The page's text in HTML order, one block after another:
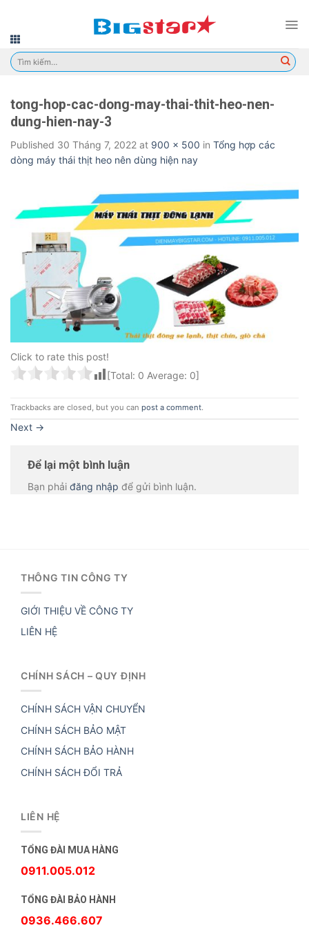
content
Tìm
kiếm:
tong-hop-cac-dong-may-thai-thit-heo-nen-
dung-hien-nay-3
Published 30 Tháng 7, 2022 at 900 × 500 in Tổng hợp các
dòng máy thái thịt heo nên dùng hiện nay
Click to rate this post!
[Total: 0 Average: 0]
Trackbacks are closed, but you can post a comment.
Next →
Để lại một bình luận
Bạn phải đăng nhập để gửi bình luận.
THÔNG TIN CÔNG TY
GIỚI THIỆU VỀ CÔNG TY
LIÊN HỆ
CHÍNH SÁCH – QUY ĐỊNH
CHÍNH SÁCH VẬN CHUYỂN
CHÍNH SÁCH BẢO MẬT
CHÍNH SÁCH BẢO HÀNH
CHÍNH SÁCH ĐỔI TRẢ
LIÊN HỆ
TỔNG ĐÀI MUA HÀNG
0911.005.012
TỔNG ĐÀI BẢO HÀNH
0936.466.607